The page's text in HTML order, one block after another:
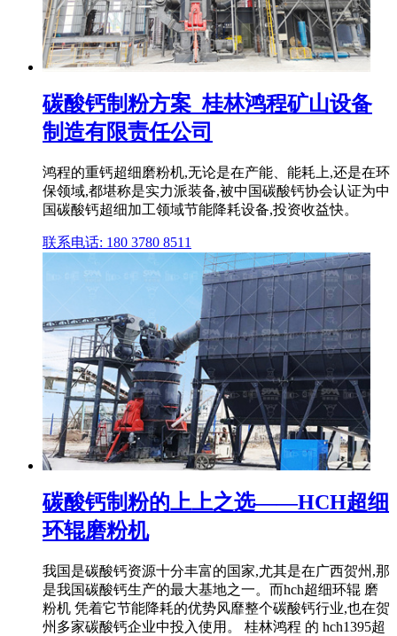
碳酸钙制粉方案_桂林鸿程矿山设备
制造有限责任公司
鸿程的重钙超细磨粉机,无论是在产能、能耗上,还是在环
保领域,都堪称是实力派装备,被中国碳酸钙协会认证为中
国碳酸钙超细加工领域节能降耗设备,投资收益快。
联系电话: 180 3780 8511
碳酸钙制粉的上上之选——HCH超细
环辊磨粉机
我国是碳酸钙资源十分丰富的国家,尤其是在广西贺州,那
是我国碳酸钙生产的最大基地之一。而hch超细环辊 磨
粉机 凭着它节能降耗的优势风靡整个碳酸钙行业,也在贺
州多家碳酸钙企业中投入使用。 桂林鸿程 的 hch1395超